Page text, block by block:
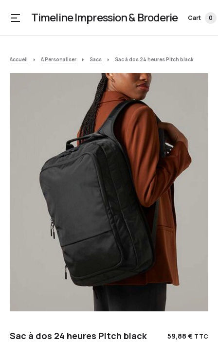
Timeline Impression & Broderie Cart 0
Accueil A Personaliser Sacs Sac à dos 24 heures Pitch black
Sac à dos 24 heures Pitch black 59,88 € TTC